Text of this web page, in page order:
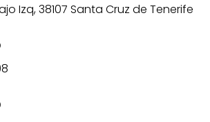
Izq, 38107 Santa Cruz de Tenerife